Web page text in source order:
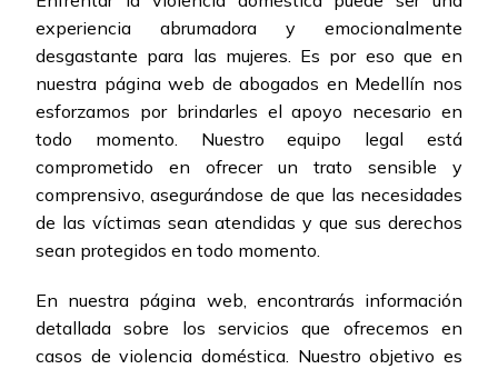
experiencia abrumadora y emocionalmente
desgastante para las mujeres. Es por eso que en
nuestra página web de abogados en Medellín nos
esforzamos por brindarles el apoyo necesario en
todo momento. Nuestro equipo legal está
comprometido en ofrecer un trato sensible y
comprensivo, asegurándose de que las necesidades
de las víctimas sean atendidas y que sus derechos
sean protegidos en todo momento.
En nuestra página web, encontrarás información
detallada sobre los servicios que ofrecemos en
casos de violencia doméstica. Nuestro objetivo es